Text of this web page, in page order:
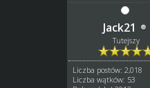
Jack21
Tutejszy
Liczba postów: 2,018
Liczba wątków: 53